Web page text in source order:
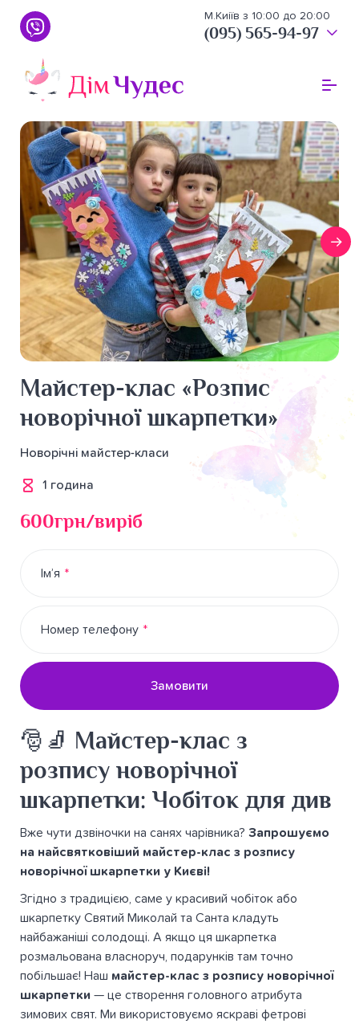
М.Киіїв з 10:00 до 20:00
(095) 565-94-97
(095) 565-94-97
Майстер-клас «Розпис
новорічної шкарпетки»
Новорічні майстер-класи
1 година
600грн/виріб
Ім’я
Номер телефону
Замовити
🎅🧦 Майстер-клас з
розпису новорічної
шкарпетки: Чобіток для див
Вже чути дзвіночки на санях чарівника? Запрошуємо
на найсвятковіший майстер-клас з розпису
новорічної шкарпетки у Києві!
Згідно з традицією, саме у красивий чобіток або
шкарпетку Святий Миколай та Санта кладуть
найбажаніші солодощі. А якщо ця шкарпетка
розмальована власноруч, подарунків там точно
побільшає! Наш майстер-клас з розпису новорічної
шкарпетки — це створення головного атрибута
зимових свят. Ми використовуємо яскраві фетрові